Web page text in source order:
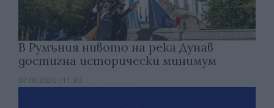
В Румъния нивото на река Дунав
достигна исторически минимум
07.08.2026 / 11:30